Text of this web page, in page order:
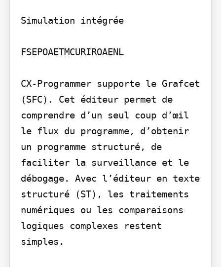
Simulation intégrée
FSEPOAETMCURIROAENL
CX-Programmer supporte le Grafcet
(SFC). Cet éditeur permet de
comprendre d’un seul coup d’œil
le flux du programme, d’obtenir
un programme structuré, de
faciliter la surveillance et le
débogage. Avec l’éditeur en texte
structuré (ST), les traitements
numériques ou les comparaisons
logiques complexes restent
simples.